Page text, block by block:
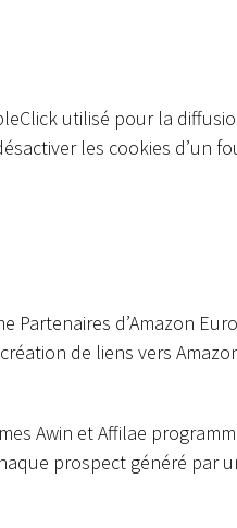
utilisé pour la
les cookies d’un
Partenaires d’Amazon
de liens vers
Awin et Affilae
prospect généré par